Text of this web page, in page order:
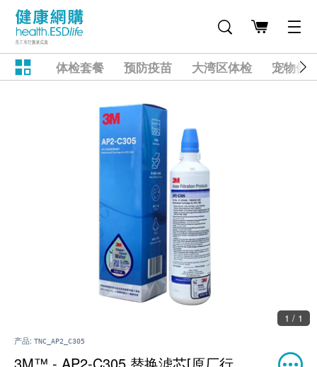
体检套餐 预防疫苗 大湾区体检 宠物健
1 / 1
产品: TNC_AP2_C305